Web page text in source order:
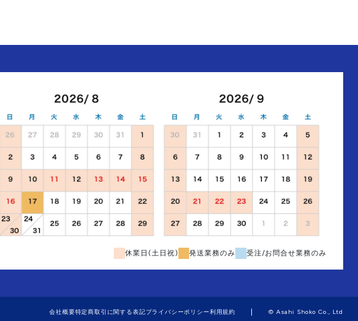
休業日(土日祝) 発送業務のみ 受注/お問合せ業務のみ
会社概要特定商取引に関する表記プライバシーポリシー利用規約 © Asahi Shoko Co., Ltd